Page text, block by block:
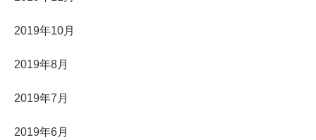
2019年10月
2019年8月
2019年7月
2019年6月